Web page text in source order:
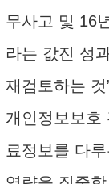
무사고 및 16
라는 값진 성
재검토하는
개인정보보호
료정보를 다